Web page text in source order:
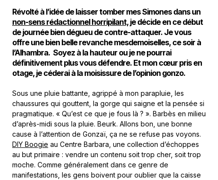
Révolté à l’idée de laisser tomber mes Simones dans un
non-sens rédactionnel horripilant, je décide en ce début
de journée bien dégueu de contre-attaquer. Je vous
offre une bien belle revanche mesdemoiselles, ce soir à
l’Alhambra. Soyez à la hauteur ou je ne pourrai
définitivement plus vous défendre. Et mon cœur pris en
otage, je céderai à la moisissure de l’opinion gonzo.
Sous une pluie battante, agrippé à mon parapluie, les
chaussures qui gouttent, la gorge qui saigne et la pensée si
pragmatique. « Qu’est ce que je fous là ? ». Barbès en milieu
d’après-midi sous la pluie. Beurk. Allons bon, une bonne
cause à l’attention de Gonzaï, ça ne se refuse pas voyons.
DIY Boogie au Centre Barbara, une collection d’échoppes
au but primaire : vendre un contenu soit trop cher, soit trop
moche. Comme généralement dans ce genre de
manifestations, les gens boivent pour oublier que la caisse